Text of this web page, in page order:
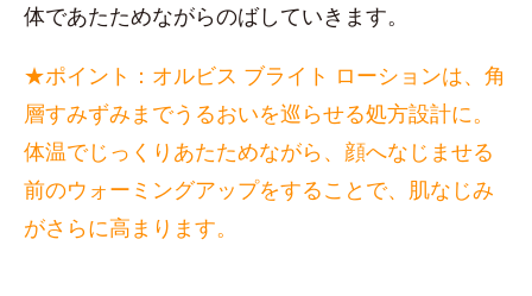
体であたためながらのばしていきます。
★ポイント：オルビス ブライト ローションは、角
層すみずみまでうるおいを巡らせる処方設計に。
体温でじっくりあたためながら、顔へなじませる
前のウォーミングアップをすることで、肌なじみ
がさらに高まります。